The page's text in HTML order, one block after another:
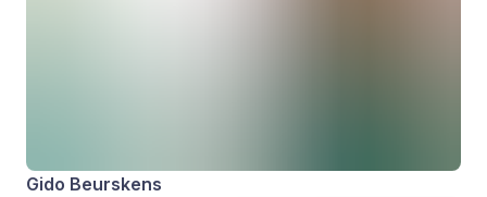
Gido Beurskens